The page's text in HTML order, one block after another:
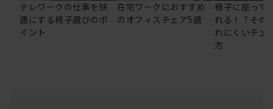
テレワークの仕事を快
適にする椅子選びのポ
イント
在宅ワークにおすすめ
のオフィスチェア5選
椅子に座って
れる！？その
れにくいチェ
方